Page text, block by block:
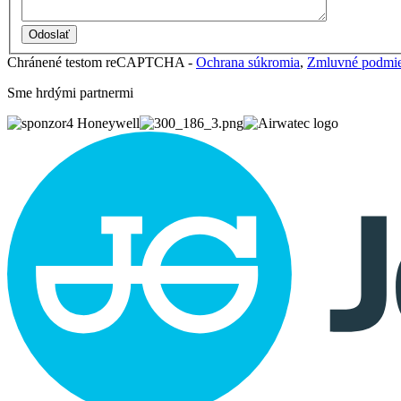
Chránené testom reCAPTCHA - Ochrana súkromia, Zmluvné
Sme hrdými partnermi